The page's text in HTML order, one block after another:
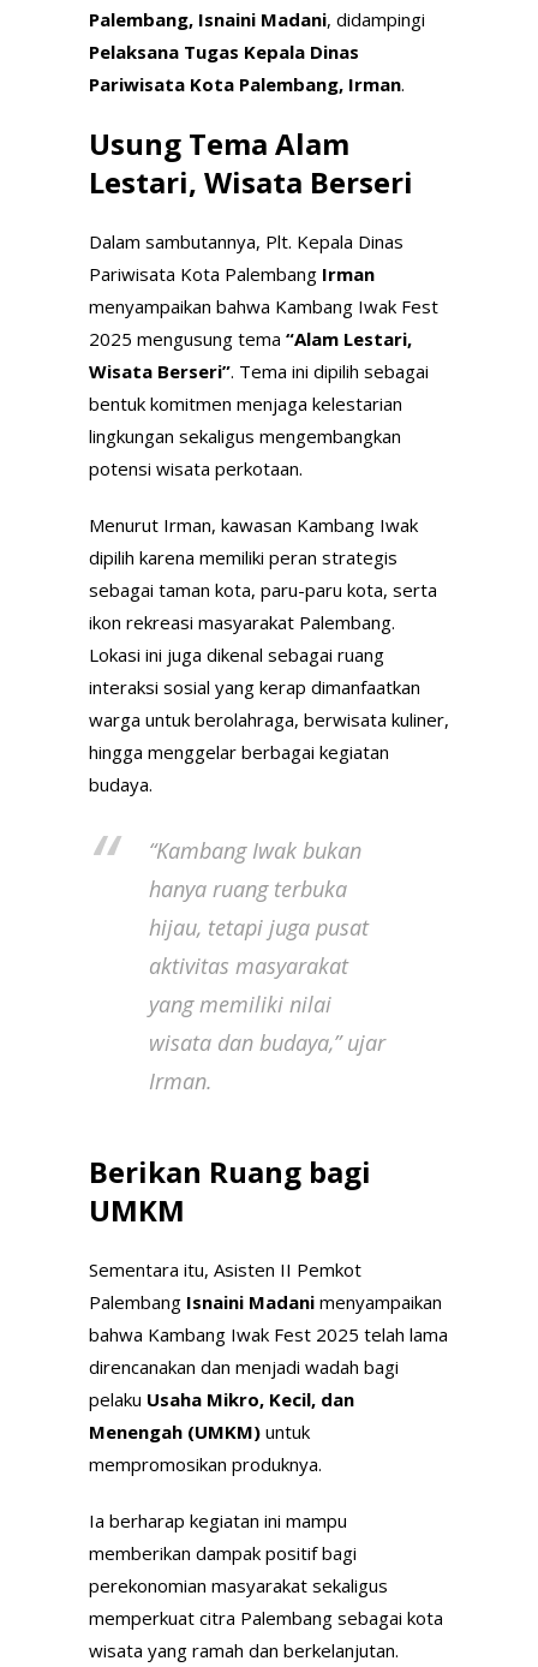
Palembang, Isnaini Madani, didampingi
Pelaksana Tugas Kepala Dinas
Pariwisata Kota Palembang, Irman.
Usung Tema Alam
Lestari, Wisata Berseri
Dalam sambutannya, Plt. Kepala Dinas
Pariwisata Kota Palembang Irman
menyampaikan bahwa Kambang Iwak Fest
2025 mengusung tema “Alam Lestari,
Wisata Berseri”. Tema ini dipilih sebagai
bentuk komitmen menjaga kelestarian
lingkungan sekaligus mengembangkan
potensi wisata perkotaan.
Menurut Irman, kawasan Kambang Iwak
dipilih karena memiliki peran strategis
sebagai taman kota, paru-paru kota, serta
ikon rekreasi masyarakat Palembang.
Lokasi ini juga dikenal sebagai ruang
interaksi sosial yang kerap dimanfaatkan
warga untuk berolahraga, berwisata kuliner,
hingga menggelar berbagai kegiatan
budaya.
“Kambang Iwak bukan
hanya ruang terbuka
hijau, tetapi juga pusat
aktivitas masyarakat
yang memiliki nilai
wisata dan budaya,”ujar
Irman.
Berikan Ruang bagi
UMKM
Sementara itu, Asisten II Pemkot
Palembang Isnaini Madani menyampaikan
bahwa Kambang Iwak Fest 2025 telah lama
direncanakan dan menjadi wadah bagi
pelaku Usaha Mikro, Kecil, dan
Menengah (UMKM) untuk
mempromosikan produknya.
Ia berharap kegiatan ini mampu
memberikan dampak positif bagi
perekonomian masyarakat sekaligus
memperkuat citra Palembang sebagai kota
wisata yang ramah dan berkelanjutan.